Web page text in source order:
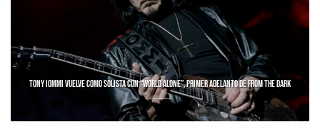
TONY IOMMI VUELVE COMO SOLISTA CON “WORLD ALONE”, PRIMER ADELANTO DE FROM THE DARK